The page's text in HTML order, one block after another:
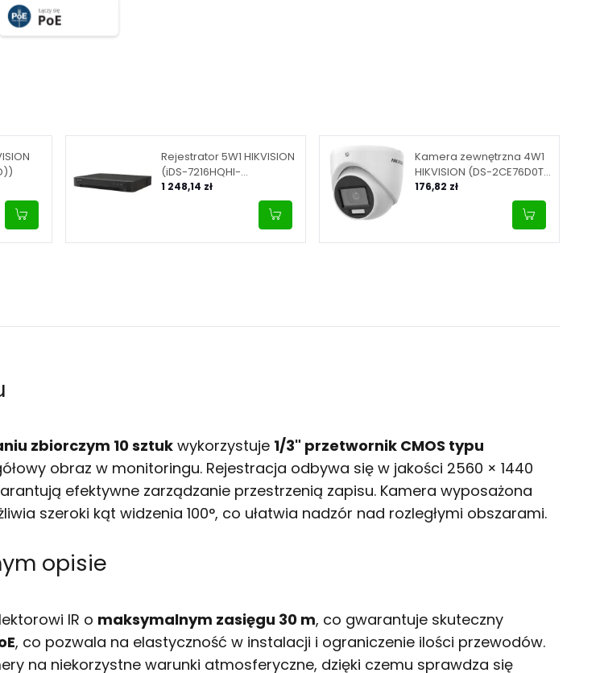
Rejestrator 5W1 HIKVISION
(iDS-7216HQHI-
M1/XT(STD))
1 248,14 zł
Kamera zewnętrzna 4W1
HIKVISION (DS-2CE76D0T-
LMFS (2.8mm))
176,82 zł
zbiorczym 10 sztuk wykorzystuje 1/3" przetwornik CMOS typu
obraz w monitoringu. Rejestracja odbywa się w jakości 2560 × 1440
efektywne zarządzanie przestrzenią zapisu. Kamera wyposażona
szeroki kąt widzenia 100°, co ułatwia nadzór nad rozległymi obszarami.
opisie
IR o maksymalnym zasięgu 30 m, co gwarantuje skuteczny
, co pozwala na elastyczność w instalacji i ograniczenie ilości przewodów.
na niekorzystne warunki atmosferyczne, dzięki czemu sprawdza się